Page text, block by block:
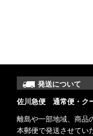
発送について
佐川急便 通常便・ク
離島や一部地域、商品
本郵便で発送させてい